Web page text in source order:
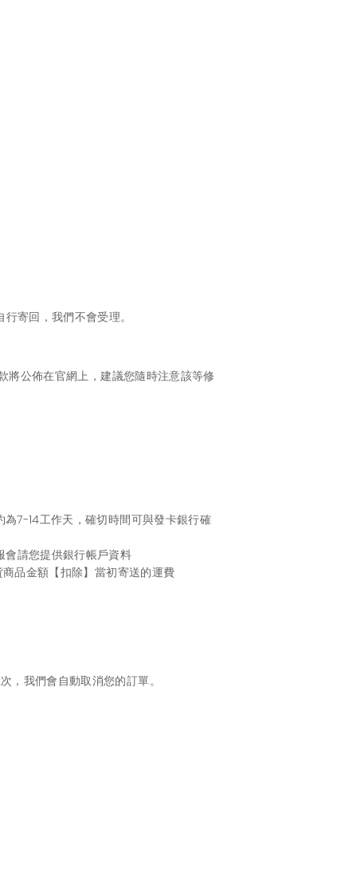
寄回，我們不會受理。
將公佈在官網上，建議您隨時注意該等修
7-14工作天，確切時間可與發卡銀行確
會請您提供銀行帳戶資料
品金額【扣除】當初寄送的運費
，我們會自動取消您的訂單。